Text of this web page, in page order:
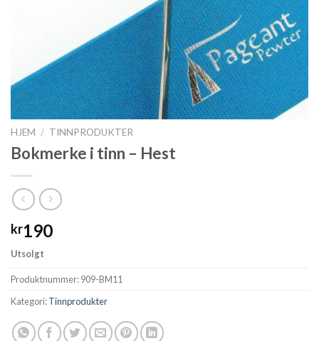
HJEM / TINNPRODUKTER
Bokmerke i tinn – Hest
kr190
Utsolgt
Produktnummer:909-BM11
Kategori:Tinnprodukter